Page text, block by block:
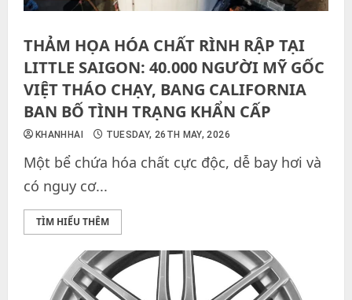
THẢM HỌA HÓA CHẤT RÌNH RẬP TẠI
LITTLE SAIGON: 40.000 NGƯỜI MỸ GỐC
VIỆT THÁO CHẠY, BANG CALIFORNIA
BAN BỐ TÌNH TRẠNG KHẨN CẤP
KHANHHAI TUESDAY, 26TH MAY, 2026
Một bể chứa hóa chất cực độc, dễ bay hơi và
có nguy cơ...
TÌM HIỂU THÊM